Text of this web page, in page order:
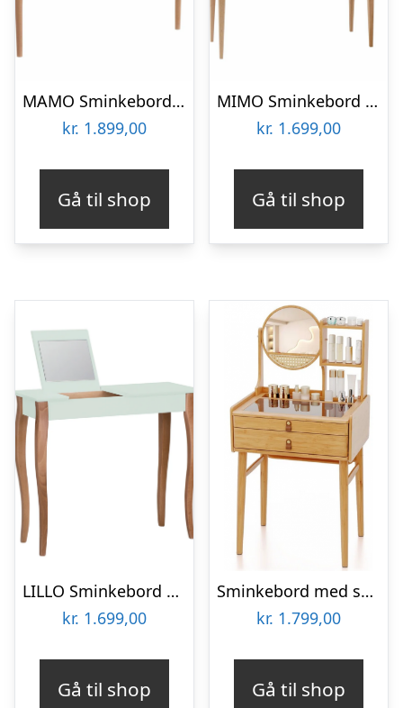
MAMO Sminkebord med spejl – 105x35cm Marineblå
kr. 1.899,00
Gå til shop
MIMO Sminkebord med spejl 85x35cm Antik pink
kr. 1.699,00
Gå til shop
LILLO Sminkebord med Spejl 85x35cm Fleeting Mint
kr. 1.699,00
Gå til shop
Sminkebord med skuffer i bambus H122 x B60 cm – Natur
kr. 1.799,00
Gå til shop